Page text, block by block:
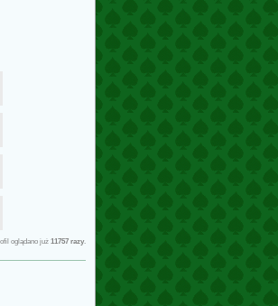
oglądano już 11757 razy.